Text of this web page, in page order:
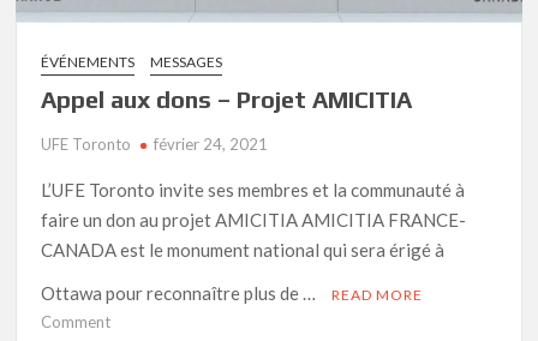
ÉVÉNEMENTS MESSAGES
Appel aux dons – Projet AMICITIA
UFE Toronto février 24, 2021
L’UFE Toronto invite ses membres et la communauté à
faire un don au projet AMICITIA AMICITIA FRANCE-
CANADA est le monument national qui sera érigé à
Ottawa pour reconnaître plus de …
READ MORE
Commenton